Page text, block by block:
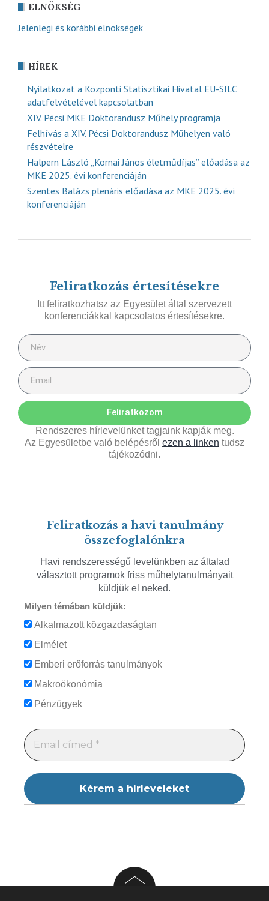
ELNÖKSÉG
Jelenlegi és korábbi elnökségek
HÍREK
Nyilatkozat a Központi Statisztikai Hivatal EU-SILC
adatfelvételével kapcsolatban
XIV. Pécsi MKE Doktorandusz Műhely programja
Felhívás a XIV. Pécsi Doktorandusz Műhelyen való
részvételre
Halpern László „Kornai János életműdíjas” előadása az
MKE 2025. évi konferenciáján
Szentes Balázs plenáris előadása az MKE 2025. évi
konferenciáján
Feliratkozás értesítésekre
Itt feliratkozhatsz az Egyesület által szervezett
konferenciákkal kapcsolatos értesítésekre.
Feliratkozom
Rendszeres hírlevelünket tagjaink kapják meg.
Az Egyesületbe való belépésről ezen a linken tudsz
tájékozódni.
Feliratkozás a havi tanulmány
összefoglalónkra
Havi rendszerességű levelünkben az általad
választott programok friss műhelytanulmányait
küldjük el neked.
Milyen témában küldjük:
Alkalmazott közgazdaságtan
Elmélet
Emberi erőforrás tanulmányok
Makroökonómia
Pénzügyek